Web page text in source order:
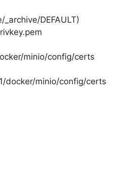
DEFAULT)
minio/config/certs
docker/minio/config/certs